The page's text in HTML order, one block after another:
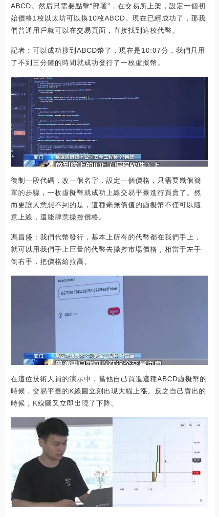
ABCD。然后只需要點擊“部署”，在交易所上架，設定一個初
始價格1枚以太坊可以換10枚ABCD。現在已經成功了，那我
們普通用戶就可以在交易頁面，直接找到這枚代幣。
記者：可以成功搜到ABCD幣了，現在是10:07分，我們只用
了不到三分鐘的時間就成功發行了一枚虛擬幣。
復制一段代碼，改一個名字，設定一個價格，只需要幾個簡
單的步驟，一枚虛擬幣就成功上線交易平臺進行買賣了。然
而更讓人意想不到的是，這種毫無價值的虛擬幣不僅可以隨
意上線，還能肆意操控價格。
馮昌盛：我們代幣發行，基本上所有的代幣都在我們手上，
就可以用我們手上巨量的代幣去操控市場價格，相當于左手
倒右手，把價格給拉高。
在這位技術人員的演示中，當他自己買進這種ABCD虛擬幣的
時候，交易平臺的K線圖立刻出現大幅上漲。反之自己賣出的
時候，K線圖又立即出現了下降。